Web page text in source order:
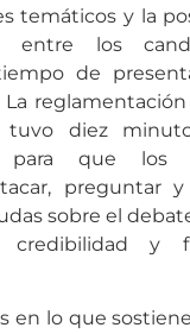
temáticos y la
entre los
de
La
tuvo diez
para que los
preguntar
sobre el
credibilidad y
en lo que